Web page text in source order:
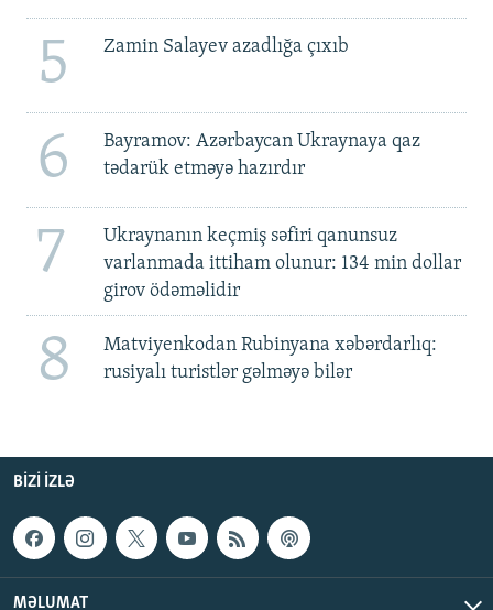
5 Zamin Salayev azadlığa çıxıb
6
Bayramov: Azərbaycan Ukraynaya qaz
tədarük etməyə hazırdır
7
Ukraynanın keçmiş səfiri qanunsuz
varlanmada ittiham olunur: 134 min dollar
girov ödəməlidir
8
Matviyenkodan Rubinyana xəbərdarlıq:
rusiyalı turistlər gəlməyə bilər
BIZI IZLƏ
MƏLUMAT